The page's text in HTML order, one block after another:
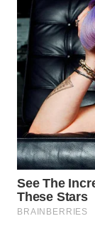
SUMEDANG
WN
CIANJUR
WN
KEPULAUAN
SERIBU
WN
TANGERANG
WN